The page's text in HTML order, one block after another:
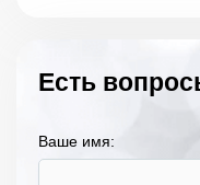
Есть
Ваше имя: